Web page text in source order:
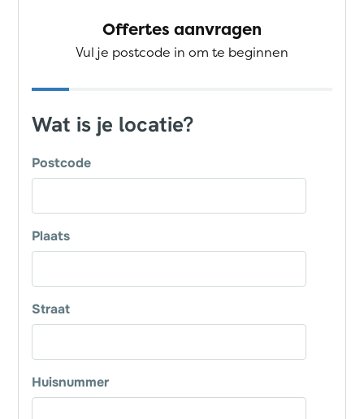
Offertes aanvragen
Vul je postcode in om te beginnen